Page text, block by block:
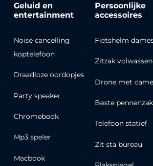
Geluid en
entertainment
Noise cancelling
koptelefoon
Draadloze oordopjes
Party speaker
Chromebook
Mp3 speler
Macbook
Persoonlijke
accessoires
Fietshelm
Zitzak
Drone met
Beste pennenzak
Telefoon statief
Zit sta bureau